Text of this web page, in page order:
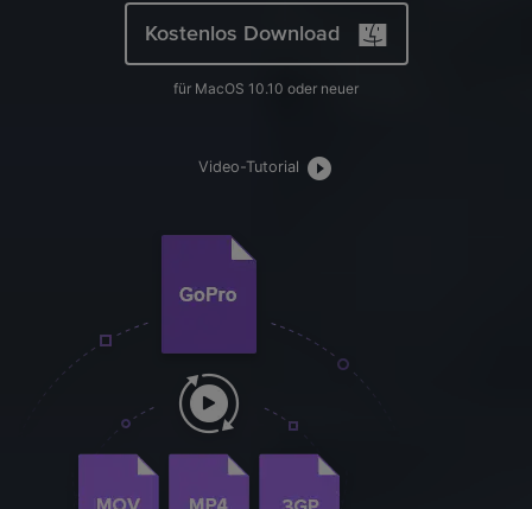
Kostenlos Download
für MacOS 10.10 oder neuer
Video-Tutorial